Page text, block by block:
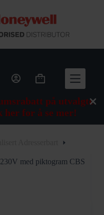
på utvalgte
for å se mer!
Handlekurv
med piktogram CBS